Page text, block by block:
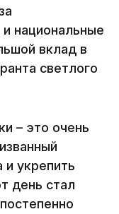
национальные
вклад в
светлого
– это очень
и укрепить
день стал